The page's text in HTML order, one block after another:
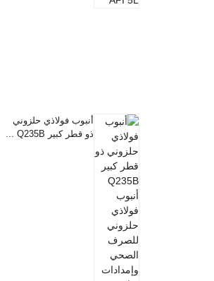
أنبوب فولاذي حلزوني
ذو قطر كبير Q235B ...